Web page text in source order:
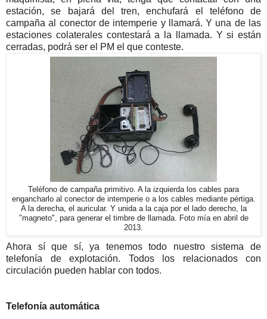
estación, se bajará del tren, enchufará el teléfono de
campaña al conector de intemperie y llamará. Y una de las
estaciones colaterales contestará a la llamada. Y si están
cerradas, podrá ser el PM el que conteste.
Teléfono de campaña primitivo. A la izquierda los cables para
engancharlo al conector de intemperie o a los cables mediante pértiga.
A la derecha, el auricular. Y unida a la caja por el lado derecho, la
"magneto", para generar el timbre de llamada. Foto mía en abril de
2013.
Ahora sí que sí, ya tenemos todo nuestro sistema de
telefonía de explotación. Todos los relacionados con
circulación pueden hablar con todos.
Telefonía automática